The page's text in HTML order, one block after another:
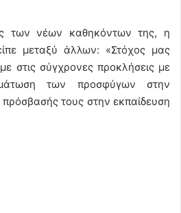
των νέων καθηκόντων της, η
μεταξύ άλλων: «Στόχος μας
στις σύγχρονες προκλήσεις με
των προσφύγων στην
τους στην εκπαίδευση